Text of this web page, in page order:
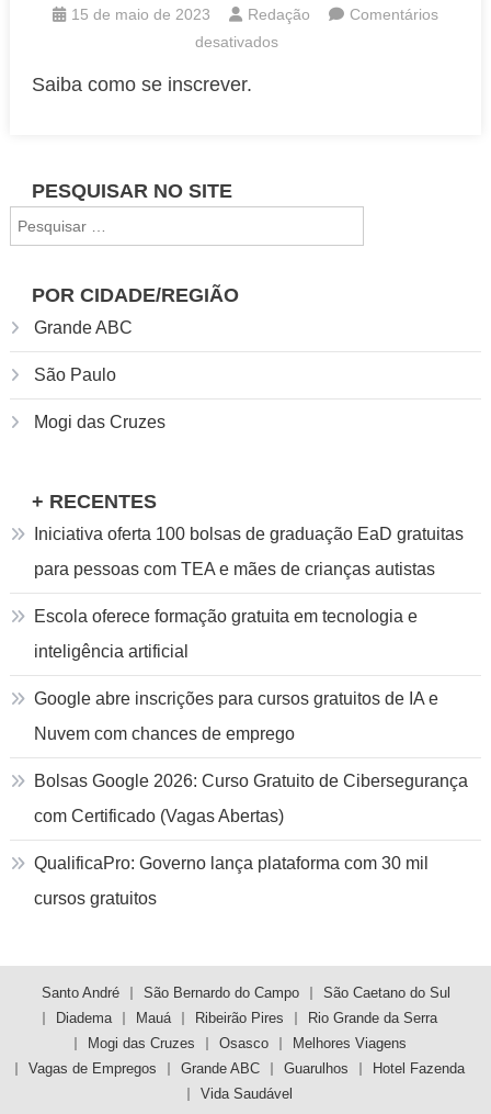
15 de maio de 2023 Redação
Comentários
desativadosem
online
Saiba como se inscrever.
PESQUISAR NO SITE
por:
POR CIDADE/REGIÃO
Grande ABC
São Paulo
Mogi das Cruzes
+ RECENTES
Iniciativa oferta 100 bolsas de graduação EaD gratuitas
para pessoas com TEA e mães de crianças autistas
Escola oferece formação gratuita em tecnologia e
inteligência artificial
Google abre inscrições para cursos gratuitos de IA e
Nuvem com chances de emprego
Bolsas Google 2026: Curso Gratuito de Cibersegurança
com Certificado (Vagas Abertas)
QualificaPro: Governo lança plataforma com 30 mil
cursos gratuitos
Santo André São Bernardo do Campo
São Caetano do Sul
Diadema
Mauá Ribeirão Pires
Rio Grande da Serra
Mogi das Cruzes
Osasco
Melhores Viagens
Vagas de Empregos
Grande ABC Guarulhos
Hotel Fazenda
Vida Saudável